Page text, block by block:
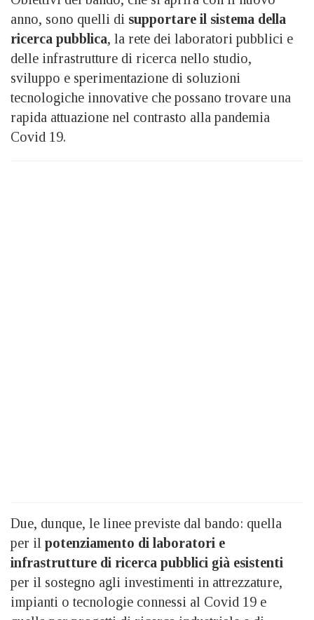
anno, sono quelli di supportare il sistema della
ricerca pubblica, la rete dei laboratori pubblici e
delle infrastrutture di ricerca nello studio,
sviluppo e sperimentazione di soluzioni
tecnologiche innovative che possano trovare una
rapida attuazione nel contrasto alla pandemia
Covid 19.
Due, dunque, le linee previste dal bando: quella
per il potenziamento di laboratori e
infrastrutture di ricerca pubblici già esistenti
per il sostegno agli investimenti in attrezzature,
impianti o tecnologie connessi al Covid 19 e